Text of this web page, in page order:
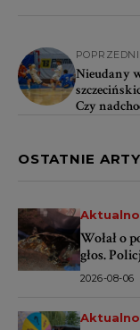
Nieudany
Czy
OSTATNIE
Wołał o
głos.
2026-08-06